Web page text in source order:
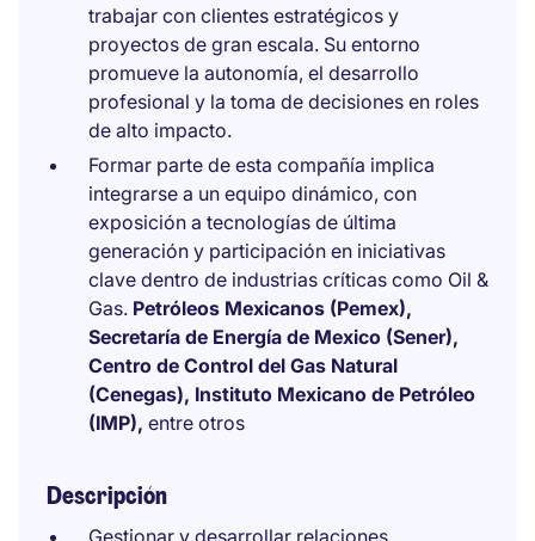
trabajar con clientes estratégicos y
proyectos de gran escala. Su entorno
promueve la autonomía, el desarrollo
profesional y la toma de decisiones en roles
de alto impacto.
Formar parte de esta compañía implica
integrarse a un equipo dinámico, con
exposición a tecnologías de última
generación y participación en iniciativas
clave dentro de industrias críticas como Oil &
Gas. Petróleos Mexicanos (Pemex),
Secretaría de Energía de Mexico (Sener),
Centro de Control del Gas Natural
(Cenegas), Instituto Mexicano de Petróleo
(IMP), entre otros
Descripción
Gestionar y desarrollar relaciones